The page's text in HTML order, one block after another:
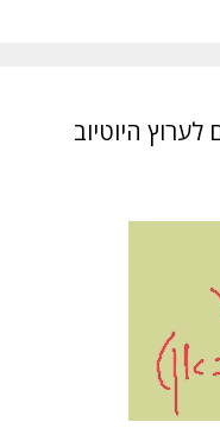
היוטיוב